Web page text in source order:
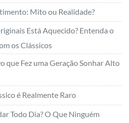
Mito ou Realidade?
Está Aquecido? Entenda o
os Clássicos
que Fez uma Geração Sonhar Alto
é Realmente Raro
Todo Dia? O Que Ninguém